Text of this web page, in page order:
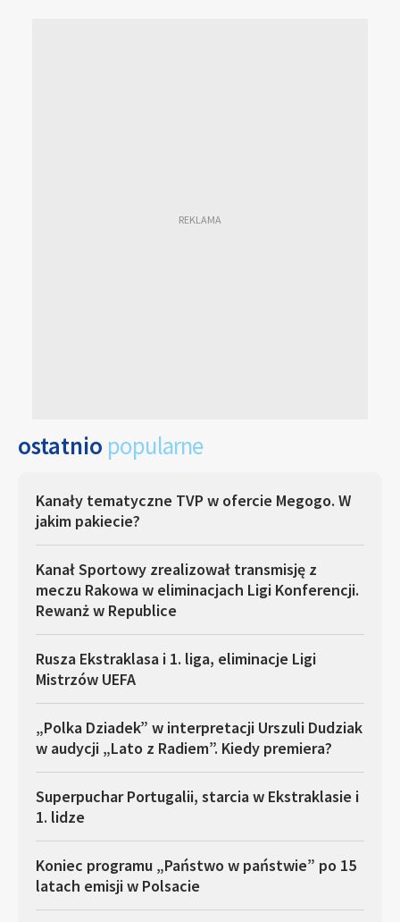
ostatnio popularne
Kanały tematyczne TVP w ofercie Megogo. W
jakim pakiecie?
Kanał Sportowy zrealizował transmisję z
meczu Rakowa w eliminacjach Ligi Konferencji.
Rewanż w Republice
Rusza Ekstraklasa i 1. liga, eliminacje Ligi
Mistrzów UEFA
„Polka Dziadek” w interpretacji Urszuli Dudziak
w audycji „Lato z Radiem”. Kiedy premiera?
Superpuchar Portugalii, starcia w Ekstraklasie i
1. lidze
Koniec programu „Państwo w państwie” po 15
latach emisji w Polsacie